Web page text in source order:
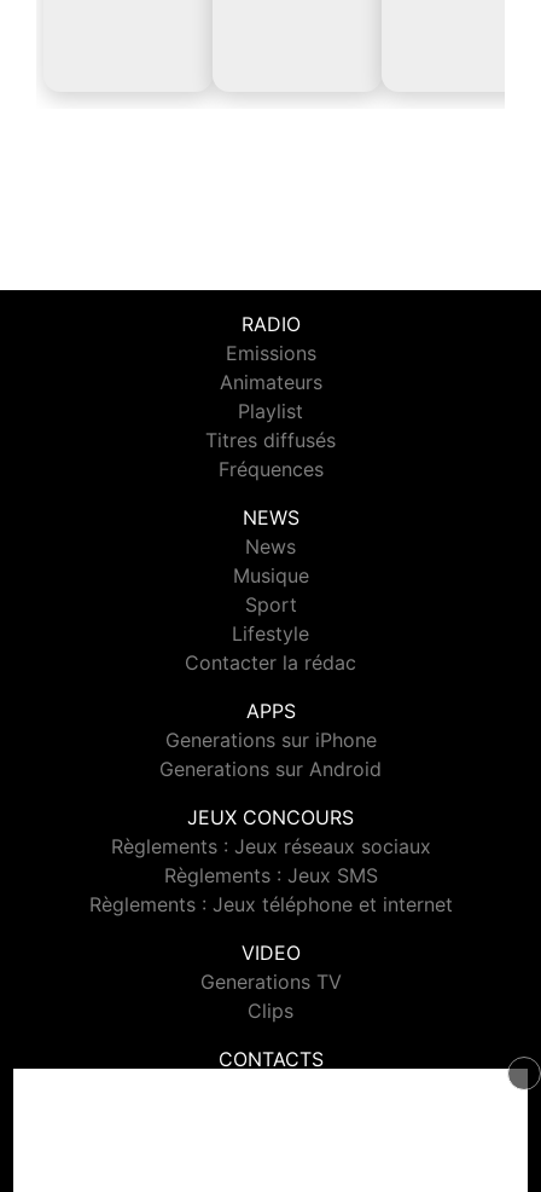
RADIO
Emissions
Animateurs
Playlist
Titres diffusés
Fréquences
NEWS
News
Musique
Sport
Lifestyle
Contacter la rédac
APPS
Generations sur iPhone
Generations sur Android
JEUX CONCOURS
Règlements : Jeux réseaux sociaux
Règlements : Jeux SMS
Règlements : Jeux téléphone et internet
VIDEO
Generations TV
Clips
CONTACTS